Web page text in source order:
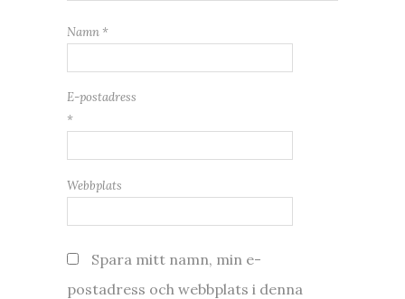
Namn *
E-postadress
*
Webbplats
Spara mitt namn, min e-
postadress och webbplats i denna